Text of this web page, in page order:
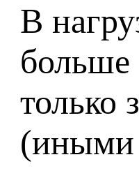
В
больше
только
(иными